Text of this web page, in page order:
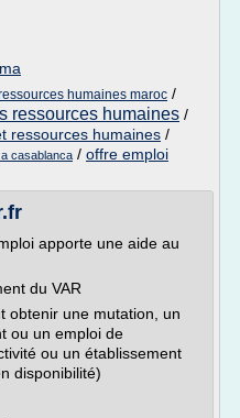
humaines maroc /
ressources humaines /
ressources humaines /
casablanca / offre emploi
apporte une aide au
du VAR
obtenir une mutation, un
ou un emploi de
ou un établissement
disponibilité)